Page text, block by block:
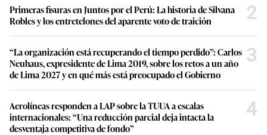
Primeras fisuras en Juntos por el Perú: La historia de Silvana
Robles y los entretelones del aparente voto de traición
2
“La organización está recuperando el tiempo perdido”: Carlos
Neuhaus, expresidente de Lima 2019, sobre los retos a un año
de Lima 2027 y en qué más está preocupado el Gobierno
3
Aerolíneas responden a LAP sobre la TUUA a escalas
internacionales: “Una reducción parcial deja intacta la
desventaja competitiva de fondo”
4